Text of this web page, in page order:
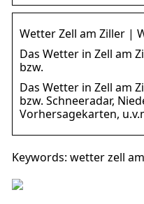
Wetter Zell am Ziller |
Das Wetter in Zell am
bzw.
Das Wetter in Zell am
bzw. Schneeradar,
Vorhersagekarten,
Keywords: wetter zell